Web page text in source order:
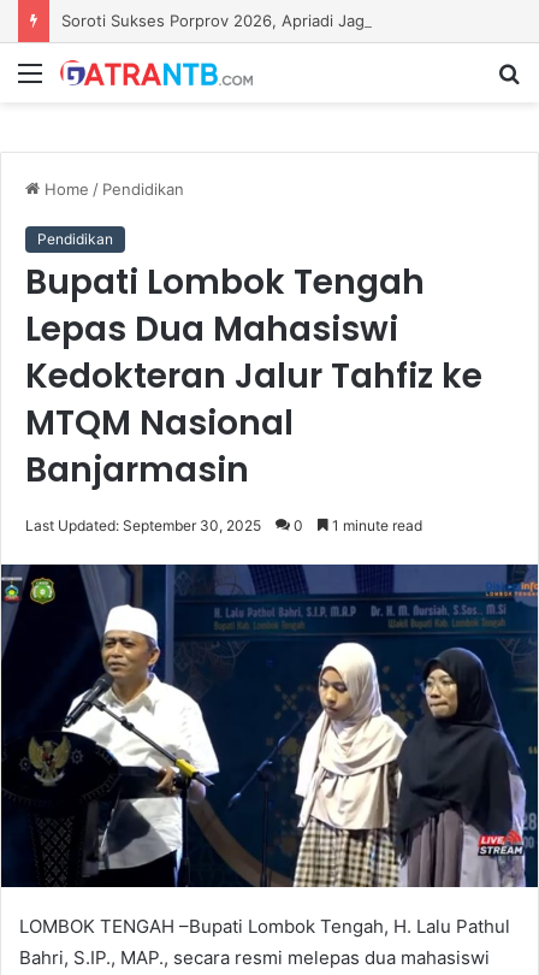
Menu
Home / Pendidikan
Pendidikan
Bupati Lombok Tengah
Lepas Dua Mahasiswi
Kedokteran Jalur Tahfiz ke
MTQM Nasional
Banjarmasin
Last Updated: September 30, 2025 0 1 minute read
LOMBOK TENGAH –Bupati Lombok Tengah, H. Lalu Pathul
Bahri, S.IP., MAP., secara resmi melepas dua mahasiswi